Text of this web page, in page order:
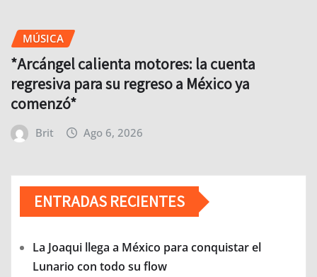
MÚSICA
*Arcángel calienta motores: la cuenta
regresiva para su regreso a México ya
comenzó*
Brit Ago 6, 2026
ENTRADAS RECIENTES
La Joaqui llega a México para conquistar el
Lunario con todo su flow